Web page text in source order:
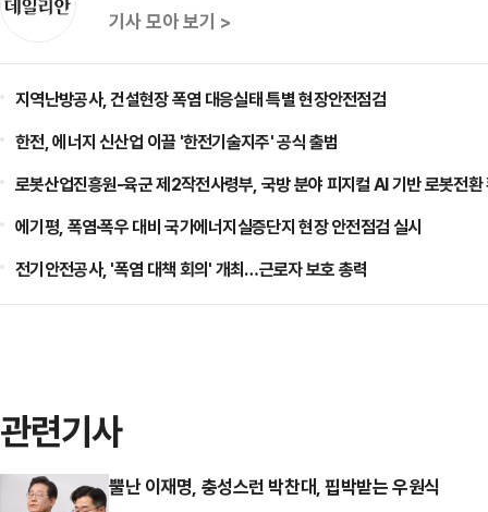
기사 모아 보기 >
지역난방공사, 건설현장 폭염 대응실태 특별 현장안전점검
한전, 에너지 신산업 이끌 '한전기술지주' 공식 출범
로봇산업진흥원-육군 제2작전사령부, 국방 분야 피지컬 AI 기반 로봇전환
에기평, 폭염·폭우 대비 국가에너지실증단지 현장 안전점검 실시
전기안전공사, '폭염 대책 회의' 개최…근로자 보호 총력
관련기사
뿔난 이재명, 충성스런 박찬대, 핍박받는 우원식